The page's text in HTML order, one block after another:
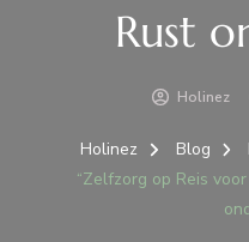
Rust
Holinez
Holinez Blog
“Zelfzorg op Reis